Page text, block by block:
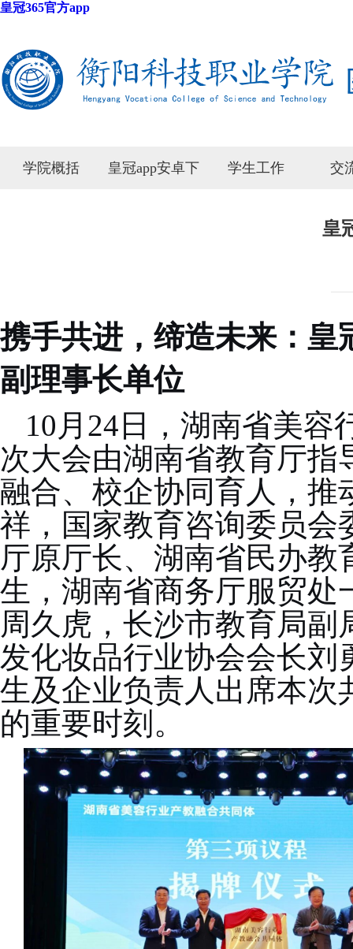
皇冠365官方app
学院概括 皇冠app安卓下 学生工作 交
皇
携手共进，缔造未来：皇
副理事长单位
10月24日，湖南省美
次大会由湖南省教育厅指
融合、校企协同育人，推
祥，国家教育咨询委员会
厅原厅长、湖南省民办
生，湖南省商务厅服贸处
周久虎，长沙市教育局
发化妆品行业协会会长刘
生及企业负责人出席本次
的重要时刻。